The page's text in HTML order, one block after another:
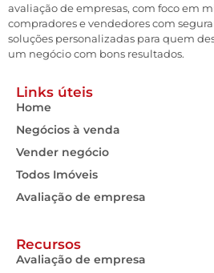
avaliação de empresas, com foco em
compradores e vendedores com
soluções personalizadas para quem
um negócio com bons resultados.
Links úteis
Home
Negócios à venda
Vender negócio
Todos Imóveis
Avaliação de empresa
Recursos
Avaliação de empresa